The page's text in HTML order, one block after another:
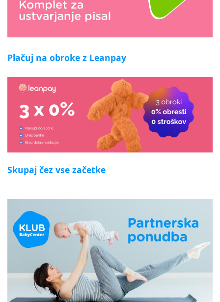
Plačuj na obroke z Leanpay
Skupaj čez vse začetke